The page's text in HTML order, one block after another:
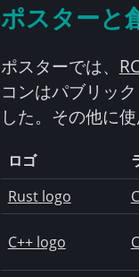
ポスターと
ポスターでは、
コンはパブリッ
した。その他に
ロゴ
Rust logo
C++ logo